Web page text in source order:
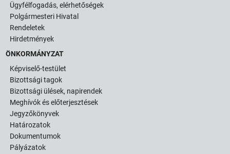
Ügyfélfogadás, elérhetőségek
Polgármesteri Hivatal
Rendeletek
Hirdetmények
ÖNKORMÁNYZAT
Képviselő-testület
Bizottsági tagok
Bizottsági ülések, napirendek
Meghívók és előterjesztések
Jegyzőkönyvek
Határozatok
Dokumentumok
Pályázatok